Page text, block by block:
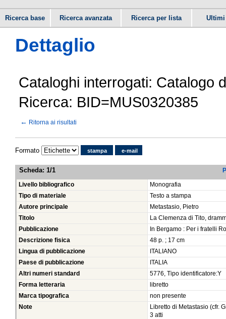
Ricerca base Ricerca avanzata Ricerca per lista
Dettaglio
Cataloghi interrogati: Catalogo
Ricerca: BID=MUS0320385
← Ritorna ai risultati
Formato stampa e-mail
Scheda: 1/1
Livello bibliografico
Monografia
Tipo di materiale
Testo a stampa
Autore principale
Metastasio, Pietro
Titolo
La Clemenza di Tito,
Pubblicazione
In Bergamo : Per i fratelli
Descrizione fisica
48 p. ; 17 cm
Lingua di pubblicazione
ITALIANO
Paese di pubblicazione
ITALIA
Altri numeri standard
5776, Tipo identificatore:Y
Forma letteraria
libretto
Marca tipografica
non presente
Note
Libretto di Metastasio (cfr.
3 atti